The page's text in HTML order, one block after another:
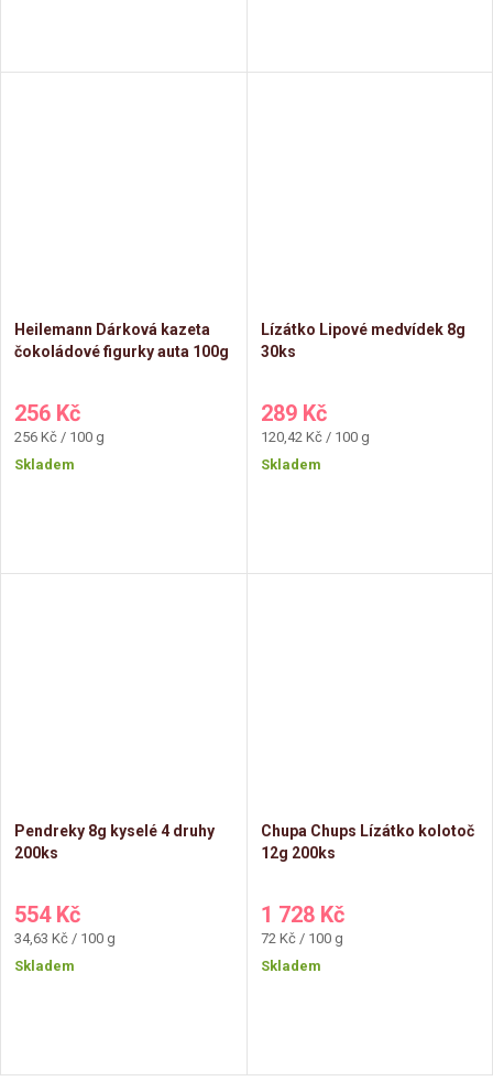
Heilemann Dárková kazeta
čokoládové figurky auta 100g
256 Kč
Měrná
cena:
256 Kč / 100 g
Skladem
Lízátko Lipové medvídek 8g
30ks
289 Kč
Měrná
cena:
120,42 Kč / 100 g
Skladem
Pendreky 8g kyselé 4 druhy
200ks
554 Kč
Měrná
cena:
34,63 Kč / 100 g
Skladem
Chupa Chups Lízátko kolotoč
12g 200ks
1 728 Kč
Měrná
cena:
72 Kč / 100 g
Skladem